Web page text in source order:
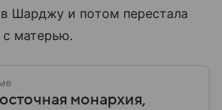
в Шарджу и потом перестала
с матерью.
монархия,